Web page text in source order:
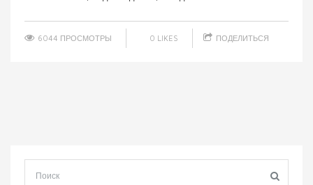
6044 ПРОСМОТРЫ 0 LIKES ПОДЕЛИТЬСЯ